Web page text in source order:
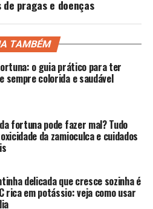
pragas e doenças
TAMBÉM
o guia prático para ter
sempre colorida e saudável
fortuna pode fazer mal? Tudo
da zamioculca e cuidados
delicada que cresce sozinha é
rica em potássio: veja como usar